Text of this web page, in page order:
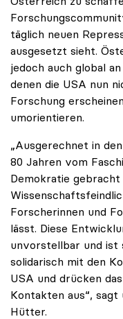
täglich neuen
ausgesetzt sieht.
jedoch auch global
denen die USA nun
Forschung
umorientieren.
„Ausgerechnet in
80 Jahren vom
Demokratie
Forscherinnen und
lässt. Diese
unvorstellbar und ist
solidarisch mit den
USA und drücken
Kontakten aus“,
Hütter.